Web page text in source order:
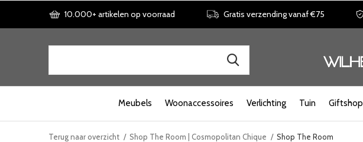
Meubels Woonaccessoires Verlichting Tuin Giftshop
10.000+ artikelen op voorraad Gratis verzending vanaf €75
Terug naar overzicht Shop The Room | Cosmopolitan Chique Shop The Room